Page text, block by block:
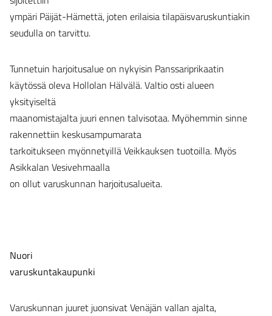
ympäri Päijät-Hämettä, joten erilaisia tilapäisvaruskuntiakin
seudulla on tarvittu.
Tunnetuin harjoitusalue on nykyisin Panssariprikaatin
käytössä oleva Hollolan Hälvälä. Valtio osti alueen
yksityiseltä
maanomistajalta juuri ennen talvisotaa. Myöhemmin sinne
rakennettiin keskusampumarata
tarkoitukseen myönnetyillä Veikkauksen tuotoilla. Myös
Asikkalan Vesivehmaalla
on ollut varuskunnan harjoitusalueita.
Nuori
varuskuntakaupunki
Varuskunnan juuret juonsivat Venäjän vallan ajalta,